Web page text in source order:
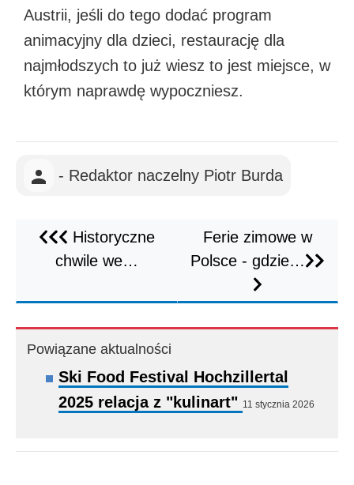
Austrii, jeśli do tego dodać program
animacyjny dla dzieci, restaurację dla
najmłodszych to już wiesz to jest miejsce, w
którym naprawdę wypoczniesz.
- Redaktor naczelny Piotr Burda
Historyczne
chwile we…
Ferie zimowe w
Polsce - gdzie…
Powiązane aktualności
Ski Food Festival Hochzillertal
2025 relacja z "kulinart" 11 stycznia 2026